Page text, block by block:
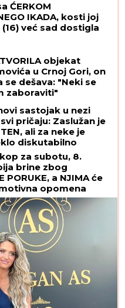
ĆERKOM
IKADA, kosti joj
već sad dostigla
objekat
u Crnoj Gori, on
dešava: "Neki se
zaboraviti"
sastojak u nezi
pričaju: Zaslužan je
ali za neke je
diskutabilno
za subotu, 8.
brine zbog
PORUKE, a NJIMA će
opomena